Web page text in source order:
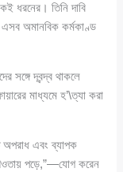
ধরনের। তিনি দাবি
এসব অমানবিক কর্মকাণ্ড
সঙ্গে দ্বন্দ্ব থাকলে
মাধ্যমে হ’\ত্যা করা
অপরাধ এবং ব্যাপক
পড়ে,”—যোগ করেন